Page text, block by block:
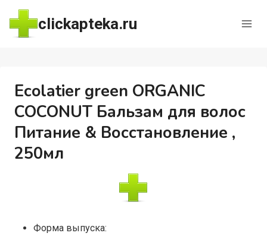
Перейти
содержимому
clickapteka.ru
Ecolatier green ORGANIC
COCONUT Бальзам для волос
Питание & Восстановление ,
250мл
Форма выпуска: